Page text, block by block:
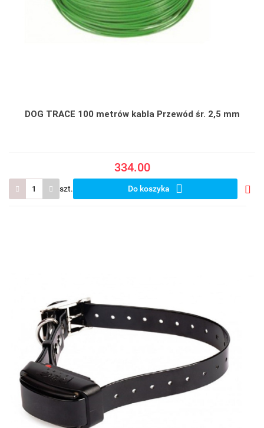
DOG TRACE 100 metrów kabla Przewód śr. 2,5 mm
334.00
szt. Do koszyka